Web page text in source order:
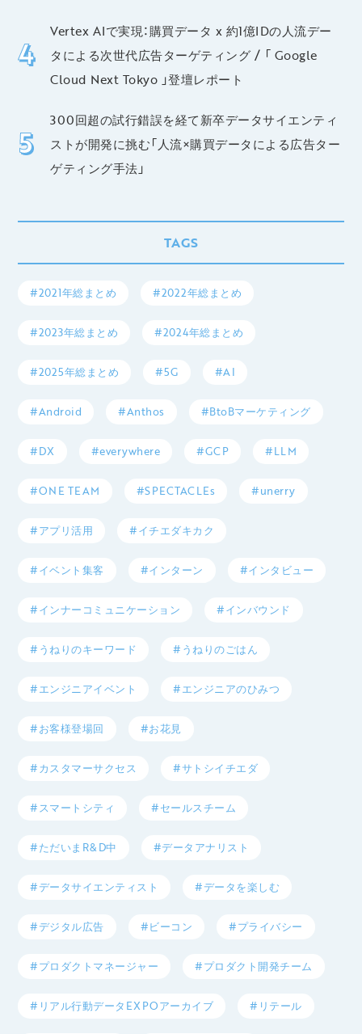
Vertex AIで実現：購買データ x 約1億IDの人流デー
タによる次世代広告ターゲティング / 「 Google
Cloud Next Tokyo 」登壇レポート
300回超の試行錯誤を経て新卒データサイエンティ
ストが開発に挑む「人流×購買データによる広告ター
ゲティング手法」
TAGS
#2021年総まとめ #2022年総まとめ
#2023年総まとめ #2024年総まとめ
#2025年総まとめ #5G #AI
#Android #Anthos #BtoBマーケティング
#DX #everywhere #GCP #LLM
#ONE TEAM #SPECTACLEs #unerry
#アプリ活用 #イチエダキカク
#イベント集客 #インターン #インタビュー
#インナーコミュニケーション #インバウンド
#うねりのキーワード #うねりのごはん
#エンジニアイベント #エンジニアのひみつ
#お客様登場回 #お花見
#カスタマーサクセス #サトシイチエダ
#スマートシティ #セールスチーム
#ただいまR&D中 #データアナリスト
#データサイエンティスト #データを楽しむ
#デジタル広告 #ビーコン #プライバシー
#プロダクトマネージャー #プロダクト開発チーム
#リアル行動データEXPOアーカイブ #リテール